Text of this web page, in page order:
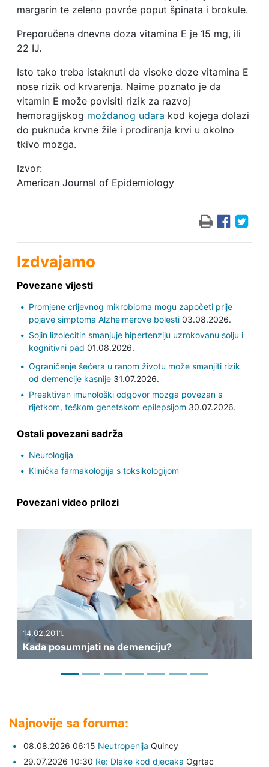
margarin te zeleno povrće poput špinata i brokule.
Preporučena dnevna doza vitamina E je 15 mg, ili
22 IJ.
Isto tako treba istaknuti da visoke doze vitamina E
nose rizik od krvarenja. Naime poznato je da
vitamin E može povisiti rizik za razvoj
hemoragijskog moždanog udara kod kojega dolazi
do puknuća krvne žile i prodiranja krvi u okolno
tkivo mozga.
Izvor:
American Journal of Epidemiology
Izdvajamo
Povezane vijesti
Promjene crijevnog mikrobioma mogu započeti prije
pojave simptoma Alzheimerove bolesti03.08.2026.
Sojin lizolecitin smanjuje hipertenziju uzrokovanu solju i
kognitivni pad 01.08.2026.
Ograničenje šećera u ranom životu može smanjiti rizik
od demencije kasnije31.07.2026.
Preaktivan imunološki odgovor mozga povezan s
rijetkom, teškom genetskom epilepsijom 30.07.2026.
Ostali povezani sadrža
Neurologija
Klinička farmakologija s toksikologijom
Povezani video prilozi
14.02.2011.
Kada posumnjati na demenciju?
Previous
Najnovije sa foruma:
08.08.2026 06:15 Neutropenija Quincy
29.07.2026 10:30 Re: Dlake kod djecaka Ogrtac